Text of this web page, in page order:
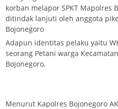
korban melapor SPKT Mapolres
ditindak lanjuti oleh anggota
Bojonegoro
Adapun identitas pelaku yaitu
seorang Petani warga
Bojonegoro.
Menurut Kapolres Bojonegoro